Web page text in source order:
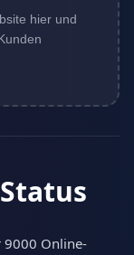
hier und
9000 Online-